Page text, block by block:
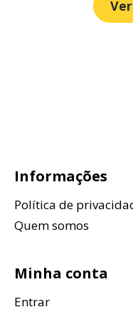
Informações
Política de
Quem somos
Minha conta
Entrar